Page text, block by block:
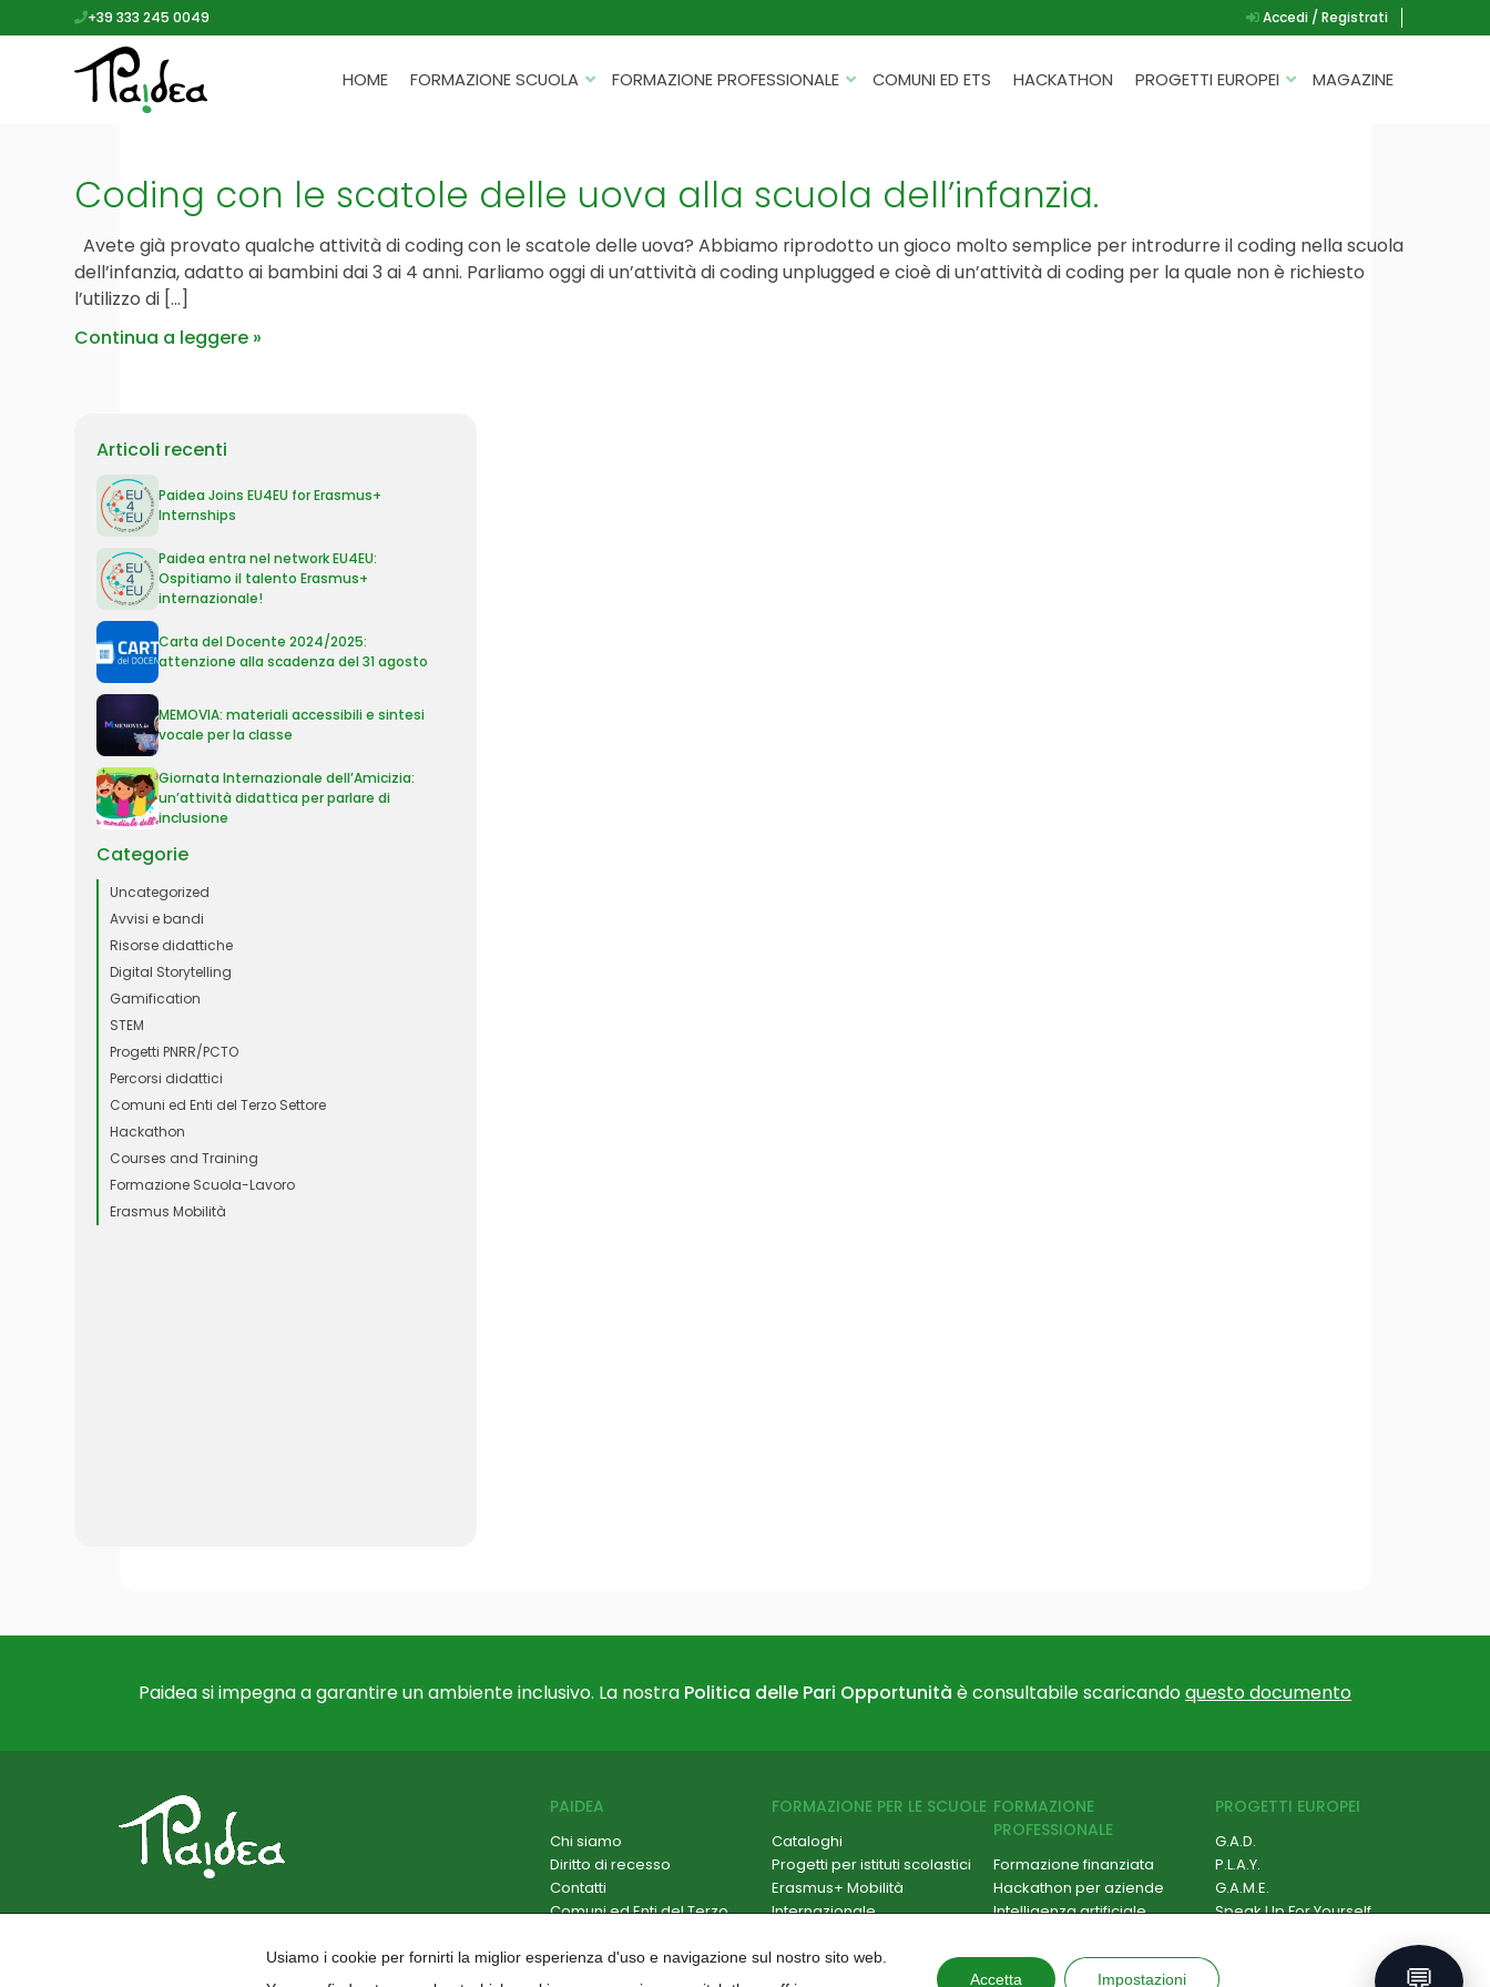
+39 333 245 0049 Accedi / Registrati
HOME FORMAZIONE SCUOLA
SCOLASTICI
ERASMUS+ MOBILITÀ
FSL/PCTO
FORMAZIONE PROFESSIONALE
INTELLIGENZA ARTIFICIALE
CYBERSECURITY
COMUNI ED ETS HACKATHON PROGETTI EUROPEI
SPEAK UP FOR YOURSELF
MAGAZINE
Coding con le scatole delle uova alla scuola dell’infanzia.
Avete già provato qualche attività di coding con le scatole delle uova? Abbiamo riprodotto un gioco molto semplice per introdurre il coding nella scuola
dell’infanzia, adatto ai bambini dai 3 ai 4 anni. Parliamo oggi di un’attività di coding unplugged e cioè di un’attività di coding per la quale non è richiesto
l’utilizzo di […]
Continua a leggere
Articoli recenti
Paidea Joins EU4EU for Erasmus+
Internships
Paidea entra nel network EU4EU:
Ospitiamo il talento Erasmus+
internazionale!
Carta del Docente 2024/2025:
attenzione alla scadenza del 31 agosto
MEMOVIA: materiali accessibili e sintesi
vocale per la classe
Giornata Internazionale dell’Amicizia:
un’attività didattica per parlare di
inclusione
Categorie
Uncategorized
Avvisi e bandi
Risorse didattiche
Digital Storytelling
Gamification
STEM
Progetti PNRR/PCTO
Percorsi didattici
Comuni ed Enti del Terzo Settore
Hackathon
Courses and Training
Formazione Scuola-Lavoro
Erasmus Mobilità
Paidea si impegna a garantire un ambiente inclusivo. La nostra Politica delle Pari Opportunità è consultabile scaricandoquesto documento
PAIDEA
Chi siamo
Diritto di recesso
Contatti
Comuni ed Enti del Terzo
Hackathon
Paidea Magazine
FORMAZIONE PER LE SCUOLE
Cataloghi
Progetti per istituti scolastici
Erasmus+ Mobilità
Internazionale
PCTO
Progetti PNRR
FORMAZIONE
PROFESSIONALE
Formazione finanziata
Hackathon per aziende
Intelligenza artificiale
Robotica e IoT
Soft Skill e Management
PROGETTI EUROPEI
G.A.D.
P.L.A.Y.
G.A.M.E.
Speak Up For Yourself
Usiamo i cookie per fornirti la miglior esperienza d'uso e navigazione sul nostro sito web.
Accetta Impostazioni